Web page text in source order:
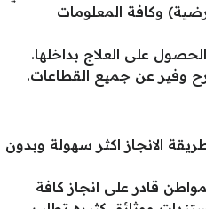
وكافة المعلومات
على العلاج بداخلها.
وفير عن جميع القطاعات.
الانجاز اكثر سهولة وبدون
قادر على انجاز كافة